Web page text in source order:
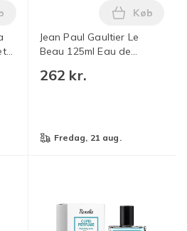
Sol de Janeiro Cheirosa Parfume
Jean Paul Gaultier Le
Beau 125ml Eau de
1st{AZC} Green Maple
262 kr.
Læg Jean
Køb
fredag, 21 aug.